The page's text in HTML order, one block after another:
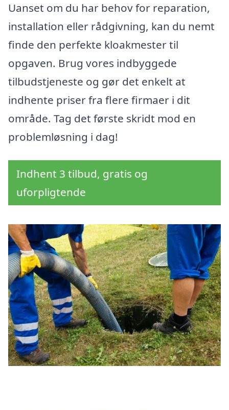
Uanset om du har behov for reparation,
installation eller rådgivning, kan du nemt
finde den perfekte kloakmester til
opgaven. Brug vores indbyggede
tilbudstjeneste og gør det enkelt at
indhente priser fra flere firmaer i dit
område. Tag det første skridt mod en
problemløsning i dag!
Indhent 3 tilbud, gratis og
uforpligtende